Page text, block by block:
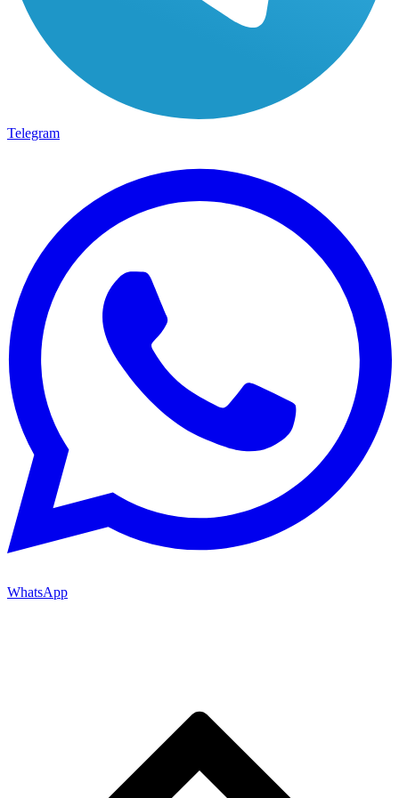
Telegram
WhatsApp